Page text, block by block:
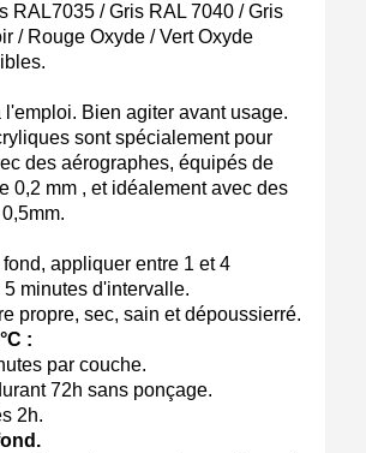
RAL7035 / Gris RAL 7040 / Gris
/ Rouge Oxyde / Vert Oxyde
l'emploi. Bien agiter avant usage.
sont spécialement pour
des aérographes, équipés de
0,2 mm , et idéalement avec des
appliquer entre 1 et 4
minutes d'intervalle.
propre, sec, sain et dépoussierré.
:
par couche.
72h sans ponçage.
2h.